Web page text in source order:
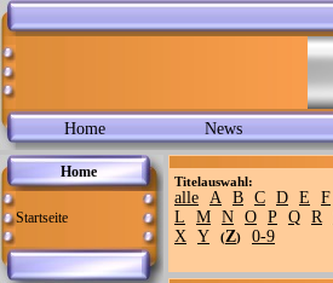
Home News
Home
Startseite
Titelauswahl:
alle A B C D E F
L
M N O P Q R
X Y (Z) 0-9